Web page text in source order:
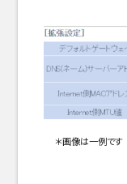
＊画像は一例です